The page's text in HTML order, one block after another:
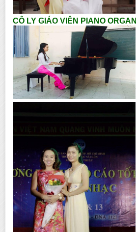
CÔ LY GIÁO VIÊN PIANO ORGAN